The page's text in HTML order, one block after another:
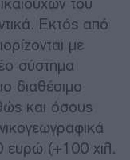
Εκτός από
με
σύστημα
διαθέσιμο
και όσους
ευρώ (+100 χιλ.